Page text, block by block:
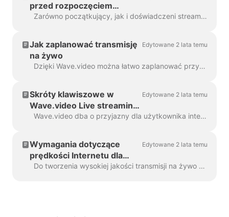
przed rozpoczęciem
transmisji na żywo
Zarówno początkujący, jak i doświadczeni streamerzy od czasu do czasu mogą czuć się niepewnie, jeśli są gotowi do transmisji na żywo. Testowanie umiejętności jest naprawdę pomocne...
Jak zaplanować transmisję
na żywo
Edytowane 2 lata temu
Dzięki Wave.video można łatwo zaplanować przyszłe wydarzenia wideo na żywo z wyprzedzeniem i zorganizować nadchodzące transmisje. Oto jak można zaplanować...
Skróty klawiszowe w
Wave.video Live streaming
studio
Edytowane 2 lata temu
Wave.video dba o przyjazny dla użytkownika interfejs. Aby ułatwić nawigację i uprościć rutynowe czynności, warto rozważyć użycie skrótów klawiszowych. Zawsze możesz...
Wymagania dotyczące
prędkości Internetu dla
transmisji na żywo
Edytowane 2 lata temu
Do tworzenia wysokiej jakości transmisji na żywo wymagane jest dobre połączenie internetowe. Istnieją dwa kluczowe momenty, w których streamerzy muszą zadbać o...